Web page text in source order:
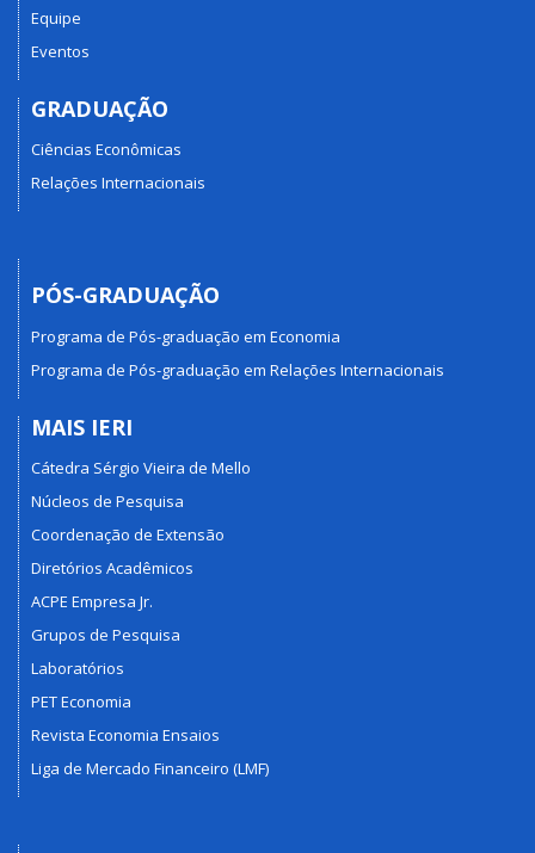
Equipe
Eventos
GRADUAÇÃO
Ciências Econômicas
Relações Internacionais
PÓS-GRADUAÇÃO
Programa de Pós-graduação em Economia
Programa de Pós-graduação em Relações Internacionais
MAIS IERI
Cátedra Sérgio Vieira de Mello
Núcleos de Pesquisa
Coordenação de Extensão
Diretórios Acadêmicos
ACPE Empresa Jr.
Grupos de Pesquisa
Laboratórios
PET Economia
Revista Economia Ensaios
Liga de Mercado Financeiro (LMF)